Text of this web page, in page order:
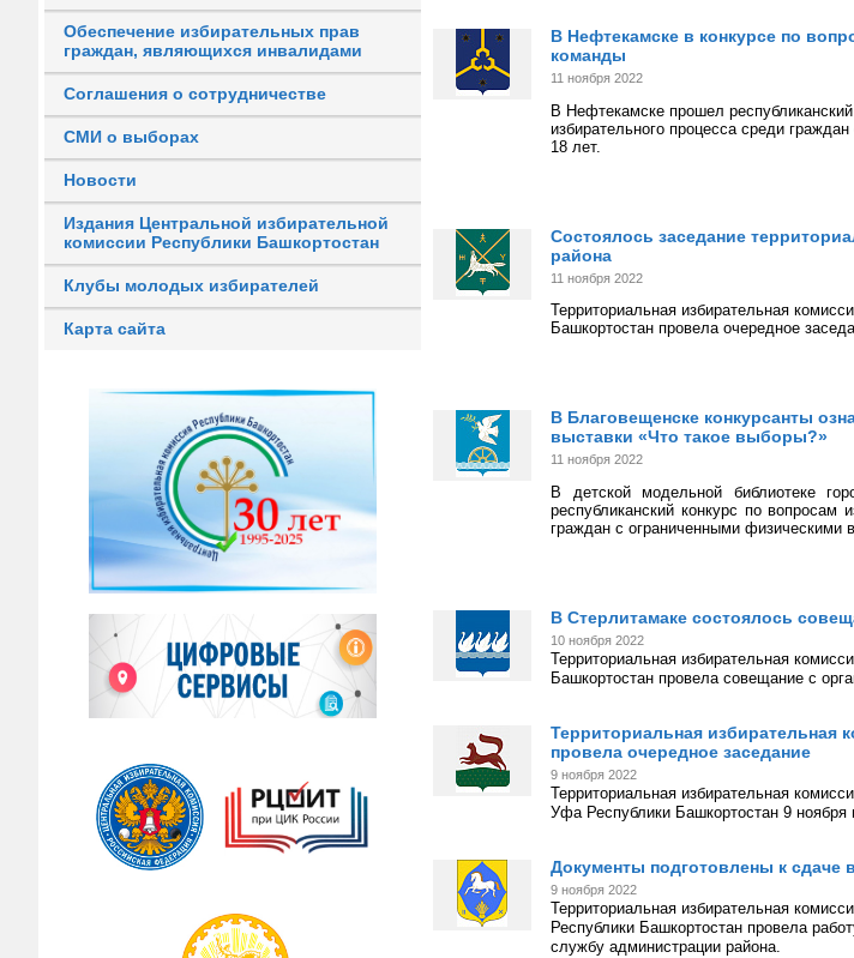
Обеспечение избирательных прав
граждан, являющихся инвалидами
Соглашения о сотрудничестве
СМИ о выборах
Новости
Издания Центральной избирательной
комиссии Республики Башкортостан
Клубы молодых избирателей
Карта сайта
В Нефтекамске в конкурсе по
команды
11 ноября 2022
В Нефтекамске прошел
избирательного процесса среди
18 лет.
Состоялось заседание
района
11 ноября 2022
Территориальная избирательная
Башкортостан провела очередное
В Благовещенске конкурсанты
выставки «Что такое выборы?»
11 ноября 2022
В детской модельной библиотеке
республиканский конкурс по вопросам
граждан с ограниченными физическими
В Стерлитамаке состоялось
10 ноября 2022
Территориальная избирательная
Башкортостан провела совещание с
Территориальная избирательная
провела очередное заседание
9 ноября 2022
Территориальная избирательная
Уфа Республики Башкортостан 9 ноября
Документы подготовлены к сдаче
9 ноября 2022
Территориальная избирательная
Республики Башкортостан провела
службу администрации района.